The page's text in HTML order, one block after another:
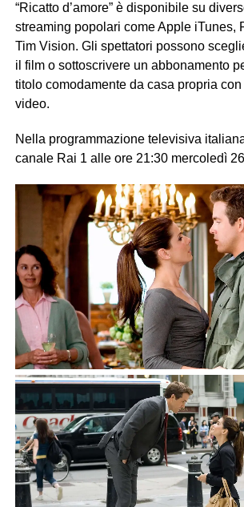
“Ricatto d’amore” è disponibile su
streaming popolari come Apple iTunes,
Tim Vision. Gli spettatori possono
il film o sottoscrivere un abbonamento
titolo comodamente da casa propria
video.
Nella programmazione televisiva
canale Rai 1 alle ore 21:30 mercoledì